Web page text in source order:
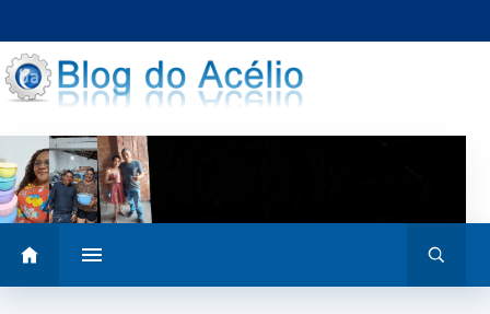
para
o
conteúdo
menu
busca